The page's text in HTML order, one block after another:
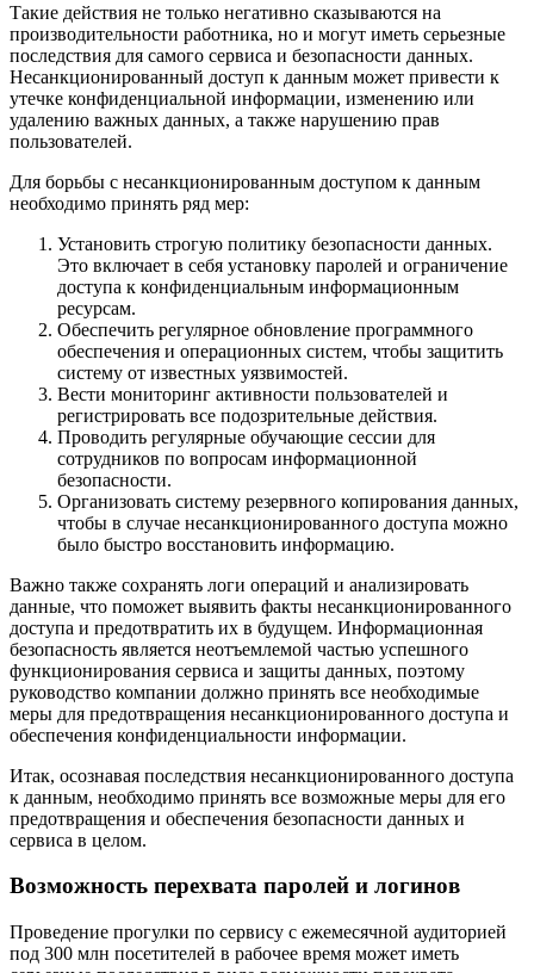
Такие действия не только негативно сказываются на
производительности работника, но и могут иметь серьезные
последствия для самого сервиса и безопасности данных.
Несанкционированный доступ к данным может привести к
утечке конфиденциальной информации, изменению или
удалению важных данных, а также нарушению прав
пользователей.
Для борьбы с несанкционированным доступом к данным
необходимо принять ряд мер:
Установить строгую политику безопасности данных.
Это включает в себя установку паролей и ограничение
доступа к конфиденциальным информационным
ресурсам.
Обеспечить регулярное обновление программного
обеспечения и операционных систем, чтобы защитить
систему от известных уязвимостей.
Вести мониторинг активности пользователей и
регистрировать все подозрительные действия.
Проводить регулярные обучающие сессии для
сотрудников по вопросам информационной
безопасности.
Организовать систему резервного копирования данных,
чтобы в случае несанкционированного доступа можно
было быстро восстановить информацию.
Важно также сохранять логи операций и анализировать
данные, что поможет выявить факты несанкционированного
доступа и предотвратить их в будущем. Информационная
безопасность является неотъемлемой частью успешного
функционирования сервиса и защиты данных, поэтому
руководство компании должно принять все необходимые
меры для предотвращения несанкционированного доступа и
обеспечения конфиденциальности информации.
Итак, осознавая последствия несанкционированного доступа
к данным, необходимо принять все возможные меры для его
предотвращения и обеспечения безопасности данных и
сервиса в целом.
Возможность перехвата паролей и логинов
Проведение прогулки по сервису с ежемесячной аудиторией
под 300 млн посетителей в рабочее время может иметь